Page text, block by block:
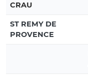
CRAU
ST REMY DE
PROVENCE